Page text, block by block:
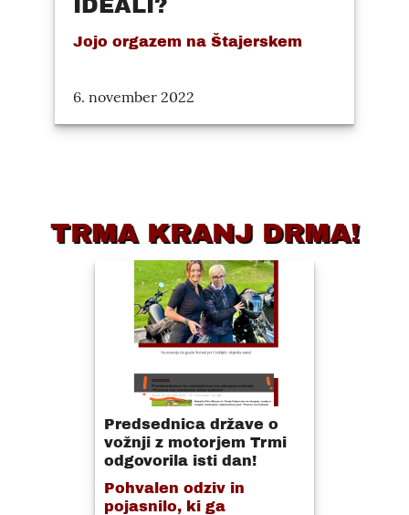
IDEALI?
Jojo orgazem na Štajerskem
6. november 2022
TRMA KRANJ DRMA!
Predsednica države o
vožnji z motorjem Trmi
odgovorila isti dan!
Pohvalen odziv in
pojasnilo, ki ga